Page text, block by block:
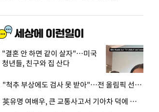
"결혼 안 하면 같이 살자"…미국
청년들, 친구와 집 산다
· "척추 부상에도 검사 못 받아"…전 올림픽 선수, 美봅슬레이협회 상대 소송
· 英유명 여배우, 큰 교통사고서 기아차 덕에 살았다